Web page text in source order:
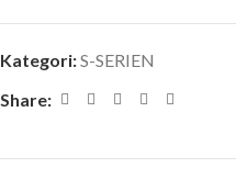
Kategori:S-SERIEN
Share: